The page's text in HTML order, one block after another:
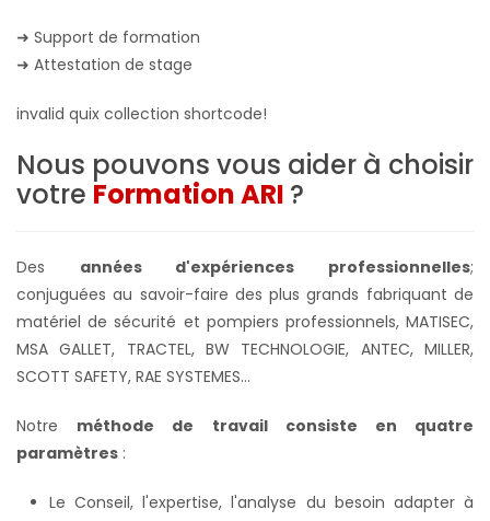
➜ Support de formation
➜ Attestation de stage
invalid quix collection shortcode!
Nous pouvons vous aider à choisir
votre Formation ARI ?
Des années d'expériences professionnelles;
conjuguées au savoir-faire des plus grands fabriquant de
matériel de sécurité et pompiers professionnels, MATISEC,
MSA GALLET, TRACTEL, BW TECHNOLOGIE, ANTEC, MILLER,
SCOTT SAFETY, RAE SYSTEMES...
Notre méthode de travail consiste en quatre
paramètres :
Le Conseil, l'expertise, l'analyse du besoin adapter à